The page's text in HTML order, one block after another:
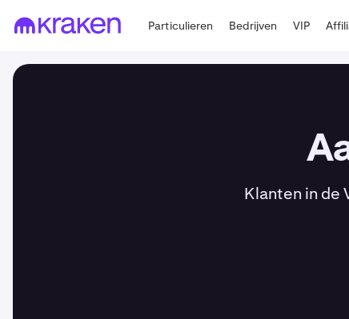
Particulieren Bedrijven VIP
Klanten in de